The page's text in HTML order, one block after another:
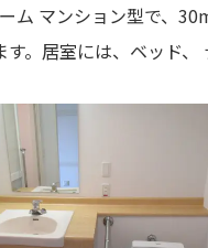
ム マンション型で、
。居室には、ベッド